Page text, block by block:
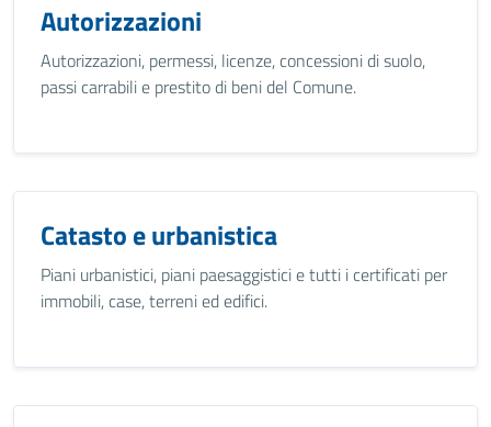
Autorizzazioni
Autorizzazioni, permessi, licenze, concessioni di suolo,
passi carrabili e prestito di beni del Comune.
Catasto e urbanistica
Piani urbanistici, piani paesaggistici e tutti i certificati per
immobili, case, terreni ed edifici.